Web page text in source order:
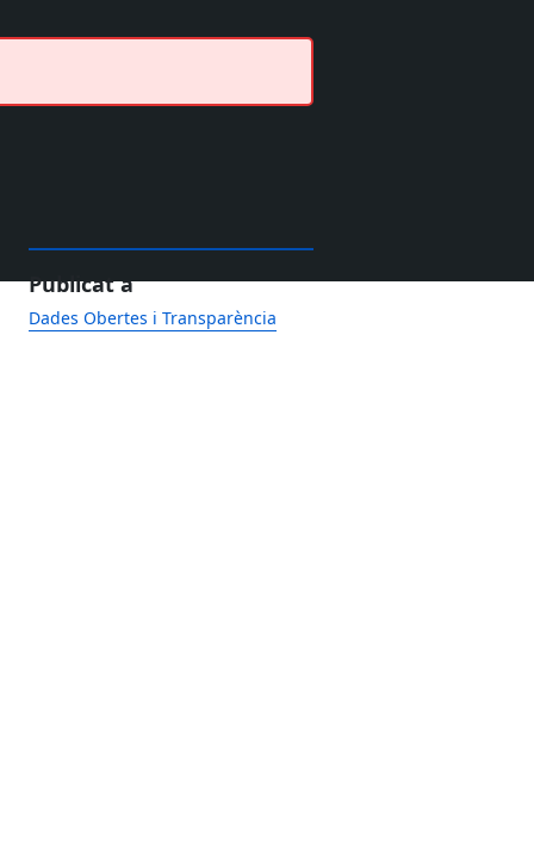
Publicat a
Dades Obertes i Transparència